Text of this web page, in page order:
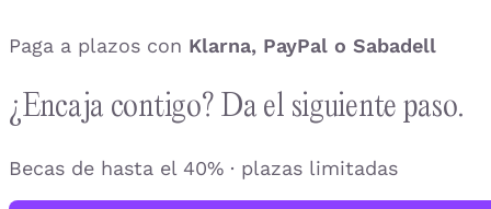
Paga a plazos con Klarna, PayPal o Sabadell
¿Encaja contigo? Da el siguiente paso.
Becas de hasta el 40% · plazas limitadas